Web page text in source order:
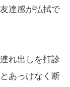
達感が払拭で
れ出しを打診
あっけなく断